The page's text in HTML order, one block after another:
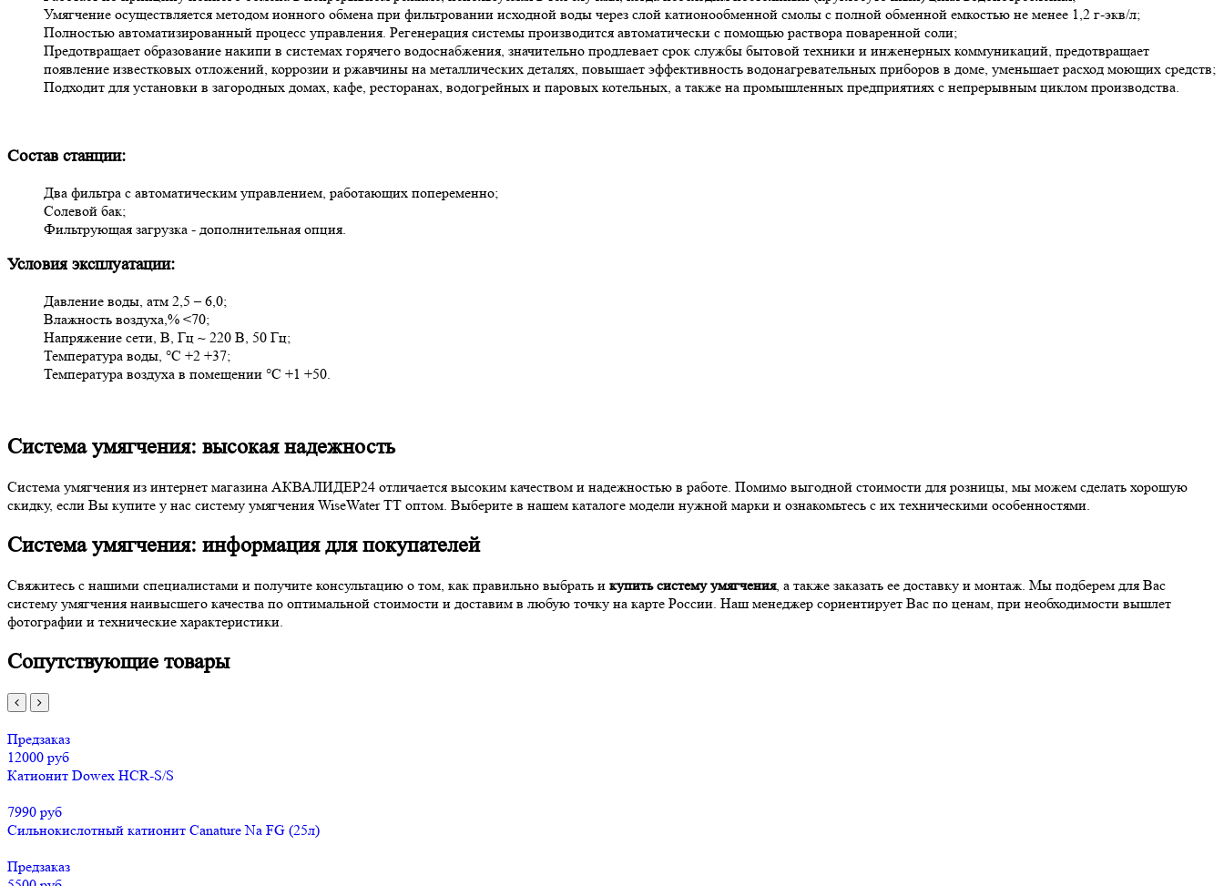
Умягчение осуществляется методом ионного обмена при фильтровании исходной воды через слой катионообменной смолы с полной обменной емкостью не менее 1,2 г-экв/л;
Полностью автоматизированный процесс управления. Регенерация системы производится автоматически с помощью раствора поваренной соли;
Предотвращает образование накипи в системах горячего водоснабжения, значительно продлевает срок службы бытовой техники и инженерных коммуникаций, предотвращает
появление известковых отложений, коррозии и ржавчины на металлических деталях, повышает эффективность водонагревательных приборов в доме, уменьшает расход моющих средств;
Подходит для установки в загородных домах, кафе, ресторанах, водогрейных и паровых котельных, а также на промышленных предприятиях с непрерывным циклом производства.
Состав станции:
Два фильтра с автоматическим управлением, работающих попеременно;
Солевой бак;
Фильтрующая загрузка - дополнительная опция.
Условия эксплуатации:
Давление воды, атм 2,5 – 6,0;
Влажность воздуха,% <70;
Напряжение сети, В, Гц ~ 220 В, 50 Гц;
Температура воды, °С +2 +37;
Температура воздуха в помещении °С +1 +50.
Система умягчения: высокая надежность
Система умягчения из интернет магазина АКВАЛИДЕР24 отличается высоким качеством и надежностью в работе. Помимо выгодной стоимости для розницы, мы можем сделать хорошую
скидку, если Вы купите у нас систему умягчения WiseWater TT оптом. Выберите в нашем каталоге модели нужной марки и ознакомьтесь с их техническими особенностями.
Система умягчения: информация для покупателей
Свяжитесь с нашими специалистами и получите консультацию о том, как правильно выбрать и купить систему умягчения, а также заказать ее доставку и монтаж. Мы подберем для Вас
систему умягчения наивысшего качества по оптимальной стоимости и доставим в любую точку на карте России. Наш менеджер сориентирует Вас по ценам, при необходимости вышлет
фотографии и технические характеристики.
Сопутствующие товары
Предзаказ
12000 руб
Катионит Dowex HCR-S/S
7990 руб
Сильнокислотный катионит Canature Na FG (25л)
Предзаказ